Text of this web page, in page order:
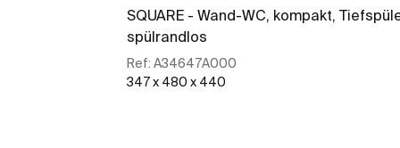
SQUARE - Wand-WC, kompakt,
spülrandlos
Ref: A34647A000
347 x 480 x 440